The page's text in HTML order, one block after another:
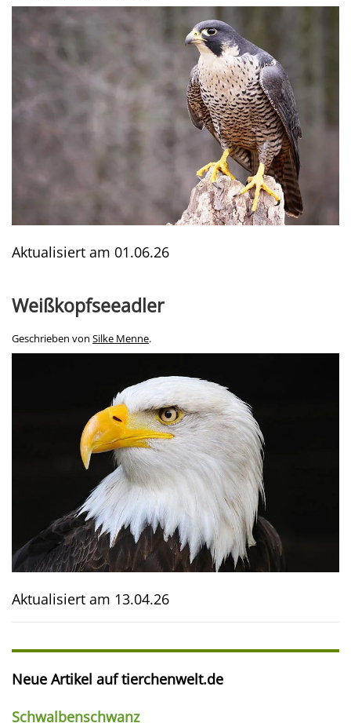
Aktualisiert am 01.06.26
Weißkopfseeadler
Geschrieben von Silke Menne.
Aktualisiert am 13.04.26
Neue Artikel auf tierchenwelt.de
Schwalbenschwanz